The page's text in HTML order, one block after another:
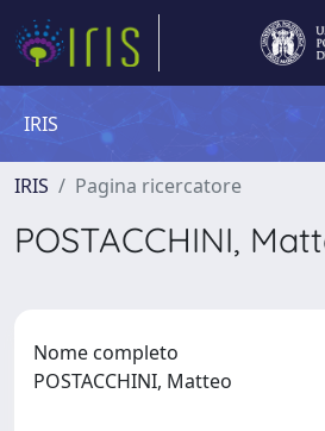
IRIS
IRIS Pagina ricercatore
POSTACCHINI,
Nome completo
POSTACCHINI, Matteo